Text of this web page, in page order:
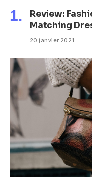
Review:
Matching
20 janvier 2021